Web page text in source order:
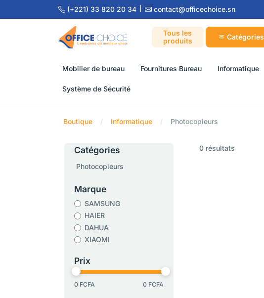
(+221) 33 820 20 34 contact@officechoice.sn
Tous les
produits
Catégories
Mobilier de bureau Fournitures Bureau Informatique
Système de Sécurité
Boutique Informatique Photocopieurs
Catégories
Photocopieurs
Marque
SAMSUNG
HAIER
DAHUA
XIAOMI
Prix
0 FCFA 0 FCFA
0 résultats